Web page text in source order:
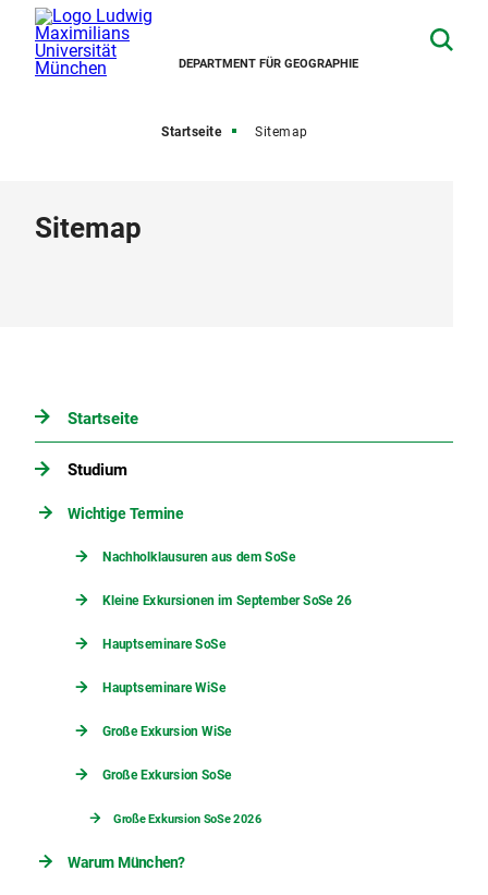
DEPARTMENT FÜR GEOGRAPHIE
Startseite Sitemap
Sitemap
Startseite
Studium
Wichtige Termine
Nachholklausuren aus dem SoSe
Kleine Exkursionen im September SoSe 26
Hauptseminare SoSe
Hauptseminare WiSe
Große Exkursion WiSe
Große Exkursion SoSe
Große Exkursion SoSe 2026
Warum München?